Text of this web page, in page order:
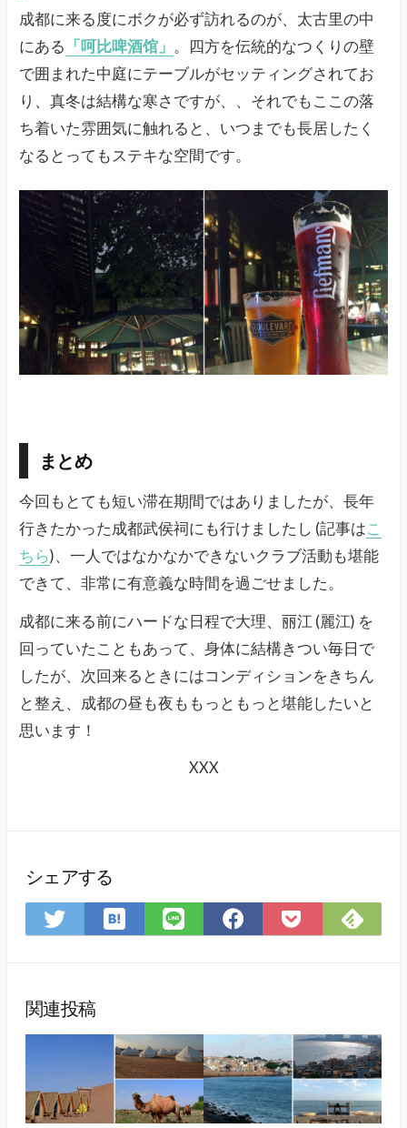
成都に来る度にボクが必ず訪れるのが、太古里の中
にある 「呵比啤酒馆」 。四方を伝統的なつくりの壁
で囲まれた中庭にテーブルがセッティングされてお
り、真冬は結構な寒さですが、、それでもここの落
ち着いた雰囲気に触れると、いつまでも長居したく
なるとってもステキな空間です。
まとめ
今回もとても短い滞在期間ではありましたが、長年
行きたかった成都武侯祠にも行けましたし (記事はこ
ちら)、一人ではなかなかできないクラブ活動も堪能
できて、非常に有意義な時間を過ごせました。
成都に来る前にハードな日程で大理、丽江 (麗江) を
回っていたこともあって、身体に結構きつい毎日で
したが、次回来るときにはコンディションをきちん
と整え、成都の昼も夜ももっともっと堪能したいと
思います！
XXX
シェアする
Twitter
で
ア
は
て
マ
ー
ク
に
LINE
で
Facebook
で
Pocket
に
で
関連投稿